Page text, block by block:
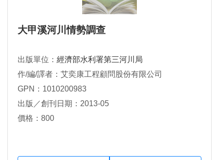
大甲溪河川情勢調查
出版單位： 經濟部水利署第三河川局
作/編/譯者：艾奕康工程顧問股份有限公司
GPN：1010200983
出版／創刊日期：2013-05
價格：800